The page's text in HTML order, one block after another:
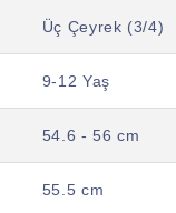
Üç Çeyrek (3/4)
9-12 Yaş
54.6 - 56 cm
55.5 cm